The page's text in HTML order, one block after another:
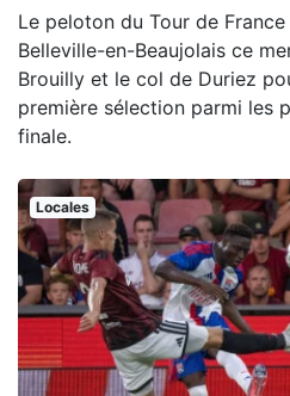
Le peloton du Tour de
Belleville-en-Beaujolais ce
Brouilly et le col de Duriez
première sélection parmi les
finale.
Locales